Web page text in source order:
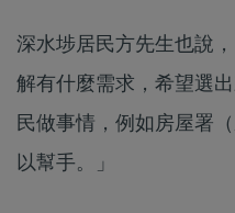
深水埗居民方先生也說
解有什麼需求，希望選
民做事情，例如房屋署
以幫手。」